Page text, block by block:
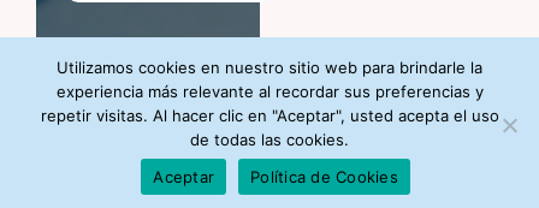
Utilizamos cookies en nuestro sitio web para brindarle la
experiencia más relevante al recordar sus preferencias y
repetir visitas. Al hacer clic en "Aceptar", usted acepta el uso
de todas las cookies.
Aceptar
Política de Cookies